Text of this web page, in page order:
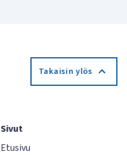
Takaisin ylös
Sivut
Etusivu